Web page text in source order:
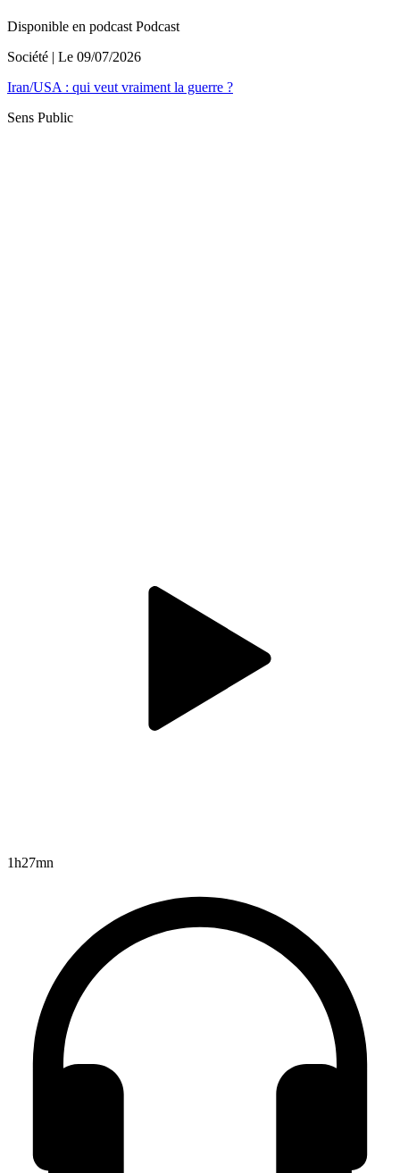
Disponible en podcast Podcast
Société | Le 09/07/2026
Iran/USA : qui veut vraiment la guerre ?
Sens Public
1h27mn